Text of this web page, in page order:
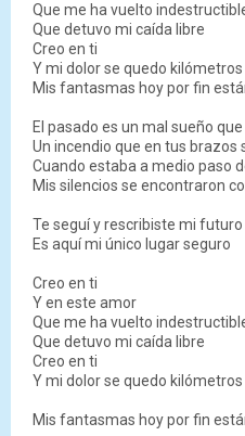
Que me ha vuelto
Que detuvo mi caída libre
Creo en ti
Y mi dolor se quedo
Mis fantasmas hoy por fin
El pasado es un mal sueño
Un incendio que en tus brazos
Cuando estaba a medio paso
Mis silencios se encontraron
Te seguí y rescribiste mi futuro
Es aquí mi único lugar seguro
Creo en ti
Y en este amor
Que me ha vuelto
Que detuvo mi caída libre
Creo en ti
Y mi dolor se quedo
Mis fantasmas hoy por fin